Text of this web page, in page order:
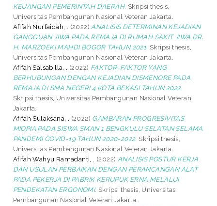
KEUANGAN PEMERINTAH DAERAH. Skripsi thesis,
Universitas Pembangunan Nasional Veteran Jakarta.
Afifah Nurfaidah, .
(2022) ANALISIS DETERMINAN KEJADIAN
GANGGUAN JIWA PADA REMAJA DI RUMAH SAKIT JIWA DR.
H. MARZOEKI MAHDI BOGOR TAHUN 2021. Skripsi thesis,
Universitas Pembangunan Nasional Veteran Jakarta.
Afifah Salsabilla, .
(2022) FAKTOR-FAKTOR YANG
BERHUBUNGAN DENGAN KEJADIAN DISMENORE PADA
REMAJA DI SMA NEGERI 4 KOTA BEKASI TAHUN 2022.
Skripsi thesis, Universitas Pembangunan Nasional Veteran
Jakarta.
Afifah Sulaksana, .
(2022) GAMBARAN PROGRESIVITAS
MIOPIA PADA SISWA SMAN 1 BENGKULU SELATAN SELAMA
PANDEMI COVID-19 TAHUN 2020-2022. Skripsi thesis,
Universitas Pembangunan Nasional Veteran Jakarta.
Afifah Wahyu Ramadanti, .
(2022) ANALISIS POSTUR KERJA
DAN USULAN PERBAIKAN DENGAN PERANCANGAN ALAT
PADA PEKERJA DI PABRIK KERUPUK ERNA MELALUI
PENDEKATAN ERGONOMI. Skripsi thesis, Universitas
Pembangunan Nasional Veteran Jakarta.